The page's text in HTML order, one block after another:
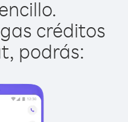
créditos
podrás: